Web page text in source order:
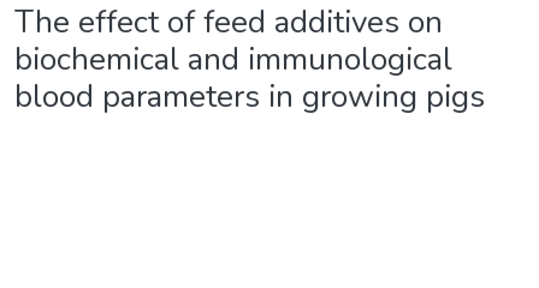
The effect of feed additives on
biochemical and immunological
blood parameters in growing pigs